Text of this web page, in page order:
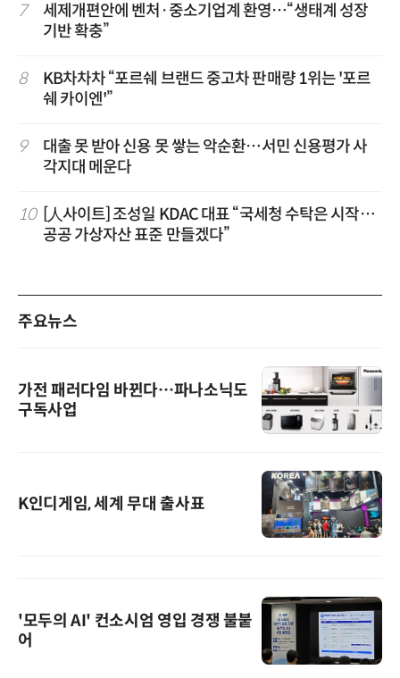
7
세제개편안에 벤처·중소기업계 환영…“생태계 성장
기반 확충”
8
KB차차차 “포르쉐 브랜드 중고차 판매량 1위는 '포르
쉐 카이엔'”
9
대출 못 받아 신용 못 쌓는 악순환…서민 신용평가 사
각지대 메운다
10
[人사이트] 조성일 KDAC 대표 “국세청 수탁은 시작…
공공 가상자산 표준 만들겠다”
주요뉴스
가전 패러다임 바뀐다…파나소닉도
구독사업
K인디게임, 세계 무대 출사표
'모두의 AI' 컨소시엄 영입 경쟁 불붙
어